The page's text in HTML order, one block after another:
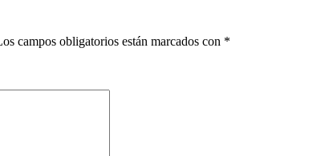
campos obligatorios están marcados con *